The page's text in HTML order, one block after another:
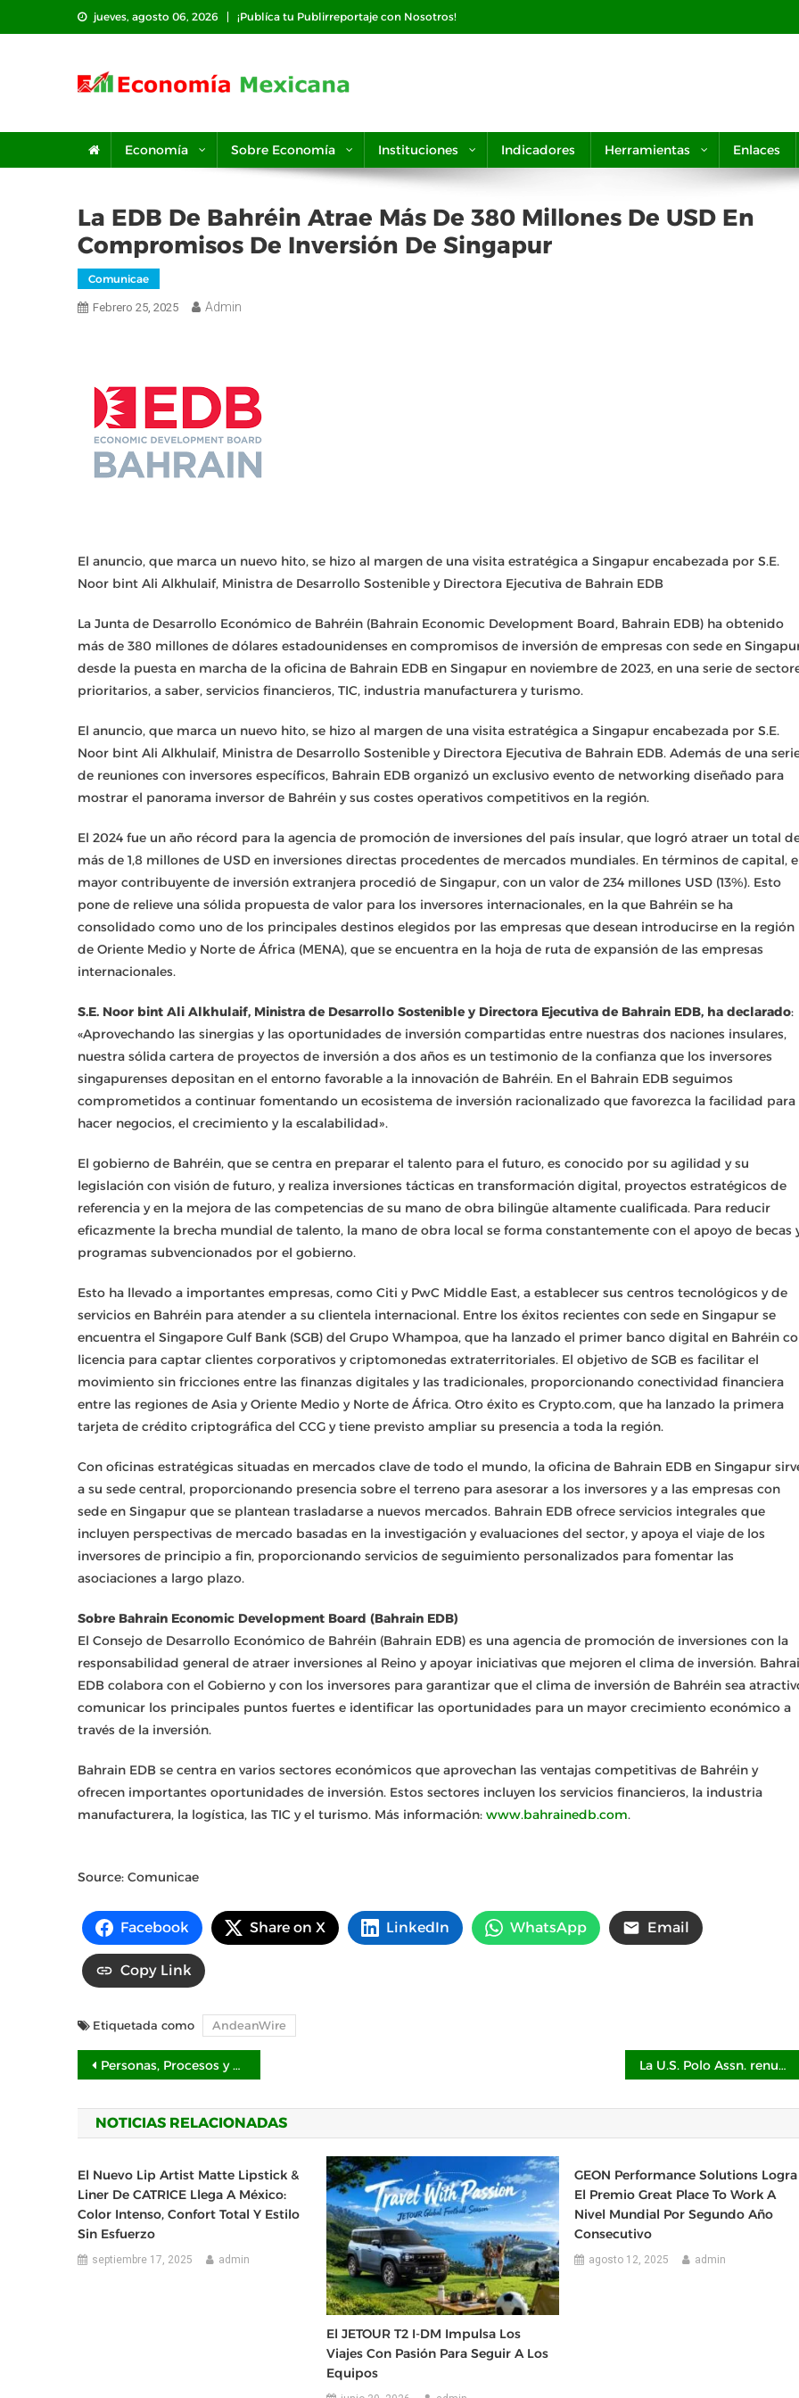
al
jueves, agosto 06, 2026 ¡Publíca tu Publirreportaje con Nosotros!
Economía Sobre Economía Instituciones Indicadores Herramientas Enlaces
La EDB De Bahréin Atrae Más De 380 Millones De USD En
Compromisos De Inversión De Singapur
Comunicae
Febrero 25, 2025 Admin
El anuncio, que marca un nuevo hito, se hizo al margen de una visita estratégica a Singapur encabezada por S.E.
Noor bint Ali Alkhulaif, Ministra de Desarrollo Sostenible y Directora Ejecutiva de Bahrain EDB
La Junta de Desarrollo Económico de Bahréin (Bahrain Economic Development Board, Bahrain EDB) ha obtenido
más de 380 millones de dólares estadounidenses en compromisos de inversión de empresas con sede en
desde la puesta en marcha de la oficina de Bahrain EDB en Singapur en noviembre de 2023, en una serie de
prioritarios, a saber, servicios financieros, TIC, industria manufacturera y turismo.
El anuncio, que marca un nuevo hito, se hizo al margen de una visita estratégica a Singapur encabezada por S.E.
Noor bint Ali Alkhulaif, Ministra de Desarrollo Sostenible y Directora Ejecutiva de Bahrain EDB. Además de una
de reuniones con inversores específicos, Bahrain EDB organizó un exclusivo evento de networking diseñado para
mostrar el panorama inversor de Bahréin y sus costes operativos competitivos en la región.
El 2024 fue un año récord para la agencia de promoción de inversiones del país insular, que logró atraer un total
más de 1,8 millones de USD en inversiones directas procedentes de mercados mundiales. En términos de capital,
mayor contribuyente de inversión extranjera procedió de Singapur, con un valor de 234 millones USD (13%). Esto
pone de relieve una sólida propuesta de valor para los inversores internacionales, en la que Bahréin se ha
consolidado como uno de los principales destinos elegidos por las empresas que desean introducirse en la región
de Oriente Medio y Norte de África (MENA), que se encuentra en la hoja de ruta de expansión de las empresas
internacionales.
S.E. Noor bint Ali Alkhulaif, Ministra de Desarrollo Sostenible y Directora Ejecutiva de Bahrain EDB, ha declarado:
«Aprovechando las sinergias y las oportunidades de inversión compartidas entre nuestras dos naciones insulares,
nuestra sólida cartera de proyectos de inversión a dos años es un testimonio de la confianza que los inversores
singapurenses depositan en el entorno favorable a la innovación de Bahréin. En el Bahrain EDB seguimos
comprometidos a continuar fomentando un ecosistema de inversión racionalizado que favorezca la facilidad para
hacer negocios, el crecimiento y la escalabilidad».
El gobierno de Bahréin, que se centra en preparar el talento para el futuro, es conocido por su agilidad y su
legislación con visión de futuro, y realiza inversiones tácticas en transformación digital, proyectos estratégicos de
referencia y en la mejora de las competencias de su mano de obra bilingüe altamente cualificada. Para reducir
eficazmente la brecha mundial de talento, la mano de obra local se forma constantemente con el apoyo de becas
programas subvencionados por el gobierno.
Esto ha llevado a importantes empresas, como Citi y PwC Middle East, a establecer sus centros tecnológicos y de
servicios en Bahréin para atender a su clientela internacional. Entre los éxitos recientes con sede en Singapur se
encuentra el Singapore Gulf Bank (SGB) del Grupo Whampoa, que ha lanzado el primer banco digital en Bahréin
licencia para captar clientes corporativos y criptomonedas extraterritoriales. El objetivo de SGB es facilitar el
movimiento sin fricciones entre las finanzas digitales y las tradicionales, proporcionando conectividad financiera
entre las regiones de Asia y Oriente Medio y Norte de África. Otro éxito es Crypto.com, que ha lanzado la primera
tarjeta de crédito criptográfica del CCG y tiene previsto ampliar su presencia a toda la región.
Con oficinas estratégicas situadas en mercados clave de todo el mundo, la oficina de Bahrain EDB en Singapur
a su sede central, proporcionando presencia sobre el terreno para asesorar a los inversores y a las empresas con
sede en Singapur que se plantean trasladarse a nuevos mercados. Bahrain EDB ofrece servicios integrales que
incluyen perspectivas de mercado basadas en la investigación y evaluaciones del sector, y apoya el viaje de los
inversores de principio a fin, proporcionando servicios de seguimiento personalizados para fomentar las
asociaciones a largo plazo.
Sobre Bahrain Economic Development Board (Bahrain EDB)
El Consejo de Desarrollo Económico de Bahréin (Bahrain EDB) es una agencia de promoción de inversiones con la
responsabilidad general de atraer inversiones al Reino y apoyar iniciativas que mejoren el clima de inversión.
EDB colabora con el Gobierno y con los inversores para garantizar que el clima de inversión de Bahréin sea
comunicar los principales puntos fuertes e identificar las oportunidades para un mayor crecimiento económico a
través de la inversión.
Bahrain EDB se centra en varios sectores económicos que aprovechan las ventajas competitivas de Bahréin y
ofrecen importantes oportunidades de inversión. Estos sectores incluyen los servicios financieros, la industria
manufacturera, la logística, las TIC y el turismo. Más información: www.bahrainedb.com.
Source: Comunicae
Facebook Share on X LinkedIn WhatsApp Email
Copy Link
Etiquetada como AndeanWire
Navegación
de
entradas
Personas, Procesos y Tecnología: triada exitosa para implementar la Inteligencia Artificial, según NEORIS La U.S. Polo Assn. renueva como socio oficial de la equipación para la Dubai Polo Gold Cup 2025
NOTICIAS RELACIONADAS
El Nuevo Lip Artist Matte Lipstick &
Liner De CATRICE Llega A México:
Color Intenso, Confort Total Y Estilo
Sin Esfuerzo
septiembre 17, 2025 admin
El JETOUR T2 I-DM Impulsa Los
Viajes Con Pasión Para Seguir A Los
Equipos
GEON Performance Solutions Logra
El Premio Great Place To Work A
Nivel Mundial Por Segundo Año
Consecutivo
agosto 12, 2025 admin